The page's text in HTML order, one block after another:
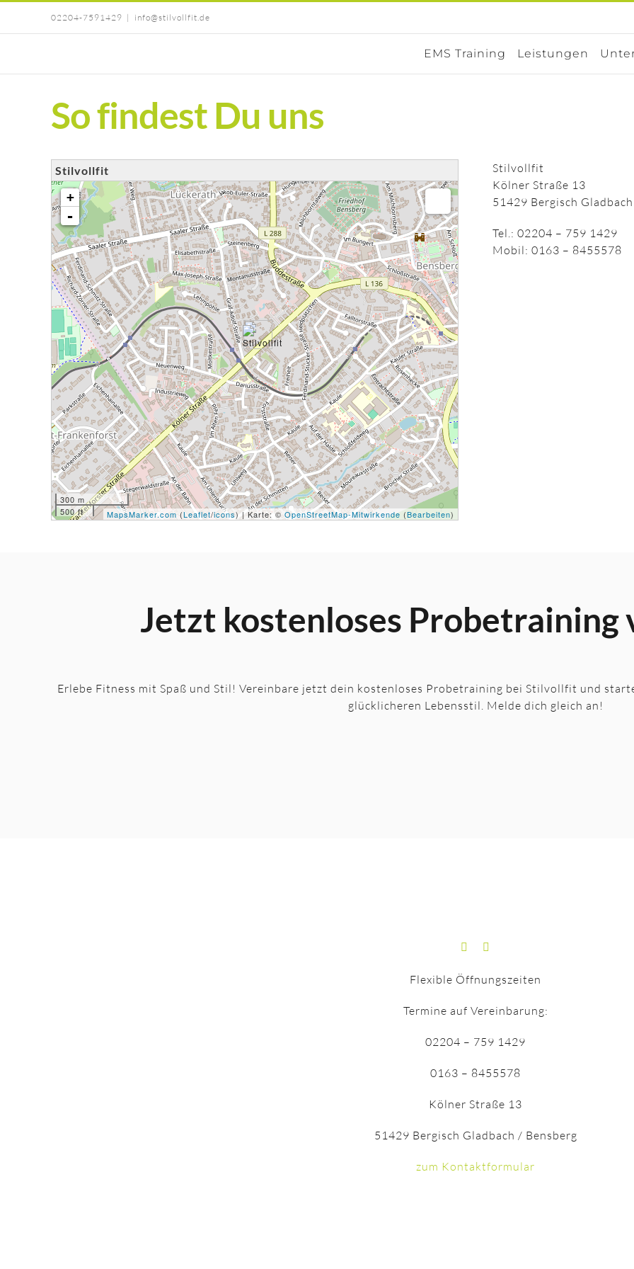
02204-7591429 | info@stilvollfit.de
EMS Training Leistungen
So findest Du uns
Stilvollfit
Karte wird geladen - bitte warten...
+
-
300 m
500 ft
MapsMarker.com (Leaflet/icons) | Karte: © OpenStreetMap-Mitwirkende (Bearbeiten)
Stilvollfit
Kölner Straße 13
51429 Bergisch
Tel.: 02204 – 759 1429
Mobil: 0163 – 8455578
Jetzt kostenloses Probetraining
Erlebe Fitness mit Spaß und Stil! Vereinbare jetzt dein kostenloses Probetraining bei Stilvollfit und
glücklicheren Lebensstil. Melde dich gleich an!
Flexible Öffnungszeiten
Termine auf Vereinbarung:
02204 – 759 1429
0163 – 8455578
Kölner Straße 13
51429 Bergisch Gladbach / Bensberg
zum Kontaktformular